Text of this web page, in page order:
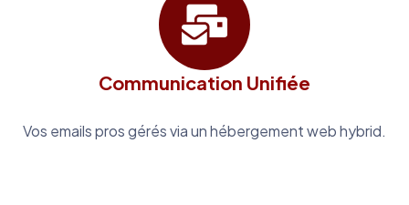
Communication Unifiée
Vos emails pros gérés via un hébergement web hybrid.